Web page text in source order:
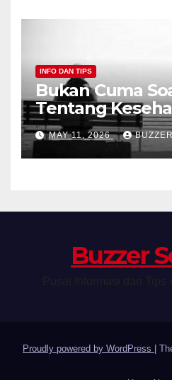
INFO DAN TIPS
Bukan Cuma
Tentang
MAY 11, 2026
Buzzer
Proudly powered by WordPress